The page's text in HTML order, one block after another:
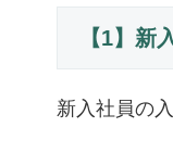
【1】新
新入社員の